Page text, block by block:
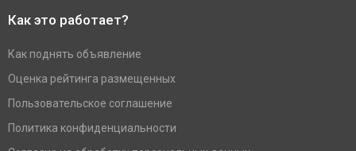
Как это работает?
Как поднять объявление
Оценка рейтинга размещенных
Пользовательское соглашение
Политика конфиденциальности